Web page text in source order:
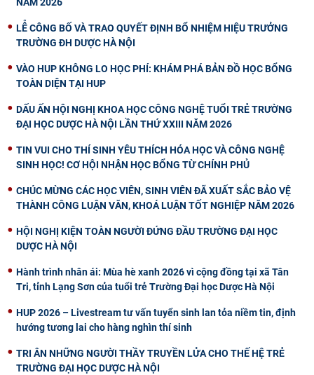
LỄ CÔNG BỐ VÀ TRAO QUYẾT ĐỊNH BỔ NHIỆM HIỆU TRƯỞNG
TRƯỜNG ĐH DƯỢC HÀ NỘI
VÀO HUP KHÔNG LO HỌC PHÍ: KHÁM PHÁ BẢN ĐỒ HỌC BỔNG
TOÀN DIỆN TẠI HUP
DẤU ẤN HỘI NGHỊ KHOA HỌC CÔNG NGHỆ TUỔI TRẺ TRƯỜNG
ĐẠI HỌC DƯỢC HÀ NỘI LẦN THỨ XXIII NĂM 2026
TIN VUI CHO THÍ SINH YÊU THÍCH HÓA HỌC VÀ CÔNG NGHỆ
SINH HỌC! CƠ HỘI NHẬN HỌC BỔNG TỪ CHÍNH PHỦ
CHÚC MỪNG CÁC HỌC VIÊN, SINH VIÊN ĐÃ XUẤT SẮC BẢO VỆ
THÀNH CÔNG LUẬN VĂN, KHOÁ LUẬN TỐT NGHIỆP NĂM 2026
HỘI NGHỊ KIỆN TOÀN NGƯỜI ĐỨNG ĐẦU TRƯỜNG ĐẠI HỌC
DƯỢC HÀ NỘI
Hành trình nhân ái: Mùa hè xanh 2026 vì cộng đồng tại xã Tân
Tri, tỉnh Lạng Sơn của tuổi trẻ Trường Đại học Dược Hà Nội
HUP 2026 – Livestream tư vấn tuyển sinh lan tỏa niềm tin, định
hướng tương lai cho hàng nghìn thí sinh
TRI ÂN NHỮNG NGƯỜI THẦY TRUYỀN LỬA CHO THẾ HỆ TRẺ
TRƯỜNG ĐẠI HỌC DƯỢC HÀ NỘI